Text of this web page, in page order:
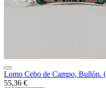
Lomo Cebo de Campo, Bullón.
55,36 €